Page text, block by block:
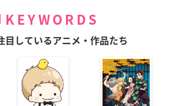
KEYWORDS
目しているアニメ・作品たち